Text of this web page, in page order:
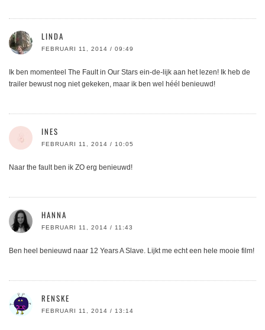
LINDA
FEBRUARI 11, 2014 / 09:49
Ik ben momenteel The Fault in Our Stars ein-de-lijk aan het lezen! Ik heb de
trailer bewust nog niet gekeken, maar ik ben wel héél benieuwd!
INES
FEBRUARI 11, 2014 / 10:05
Naar the fault ben ik ZO erg benieuwd!
HANNA
FEBRUARI 11, 2014 / 11:43
Ben heel benieuwd naar 12 Years A Slave. Lijkt me echt een hele mooie film!
RENSKE
FEBRUARI 11, 2014 / 13:14